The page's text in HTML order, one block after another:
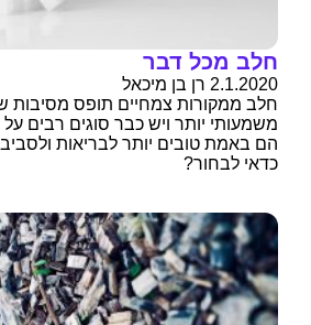
חלב מכל דבר
2.1.2020 רן בן מיכאל
חלב ממקורות צמחיים תופס מסיבות
משמעותי יותר ויש כבר סוגים רבים
הם באמת טובים יותר לבריאות
כדאי לבחור?